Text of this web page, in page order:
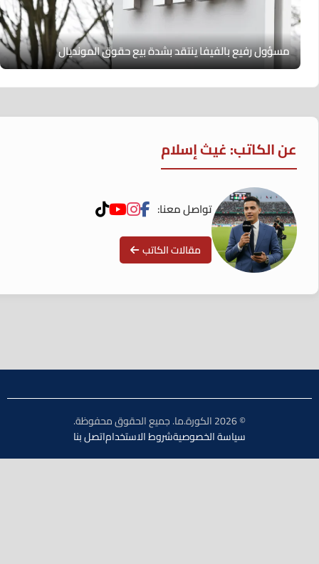
مسؤول رفيع بالفيفا ينتقد بشدة بيع حقوق المونديال
عن الكاتب: غيث إسلام
تواصل معنا:
مقالات الكاتب
سياسة الخصوصيةشروط الاستخداماتصل بنا